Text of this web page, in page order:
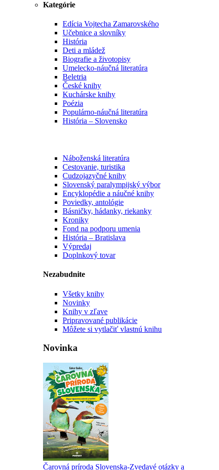
Kategórie
Edícia Vojtecha Zamarovského
Učebnice a slovníky
História
Deti a mládež
Biografie a životopisy
Umelecko-náučná literatúra
Beletria
České knihy
Kuchárske knihy
Poézia
Populárno-náučná literatúra
História – Slovensko
Náboženská literatúra
Cestovanie, turistika
Cudzojazyčné knihy
Slovenský paralympijský výbor
Encyklopédie a náučné knihy
Poviedky, antológie
Básničky, hádanky, riekanky
Kroniky
Fond na podporu umenia
História – Bratislava
Výpredaj
Doplnkový tovar
Nezabudnite
Všetky knihy
Novinky
Knihy v zľave
Pripravované publikácie
Môžete si vytlačiť vlastnú knihu
Novinka
Čarovná príroda Slovenska-Zvedavé otázky a